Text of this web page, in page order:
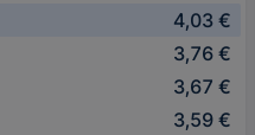
4,03 €
3,76 €
3,67 €
3,59 €